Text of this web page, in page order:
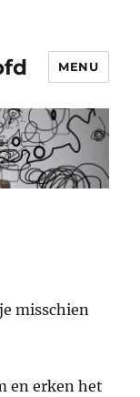
MENU
misschien
en erken het